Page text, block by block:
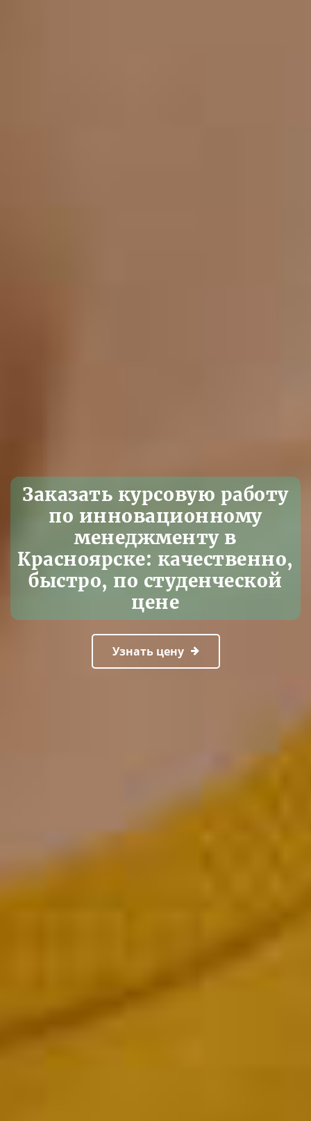
Заказать курсовую работу
по инновационному
менеджменту в
Красноярске: качественно,
быстро, по студенческой
цене
Узнать цену